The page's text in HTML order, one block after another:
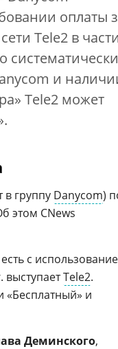
оп­ла­ты
Теlе2 в
и
Tele2 может
в группу Danycom)
этом CNews
с
выступаетTele2.
«Бесплатный» и
Деминского,